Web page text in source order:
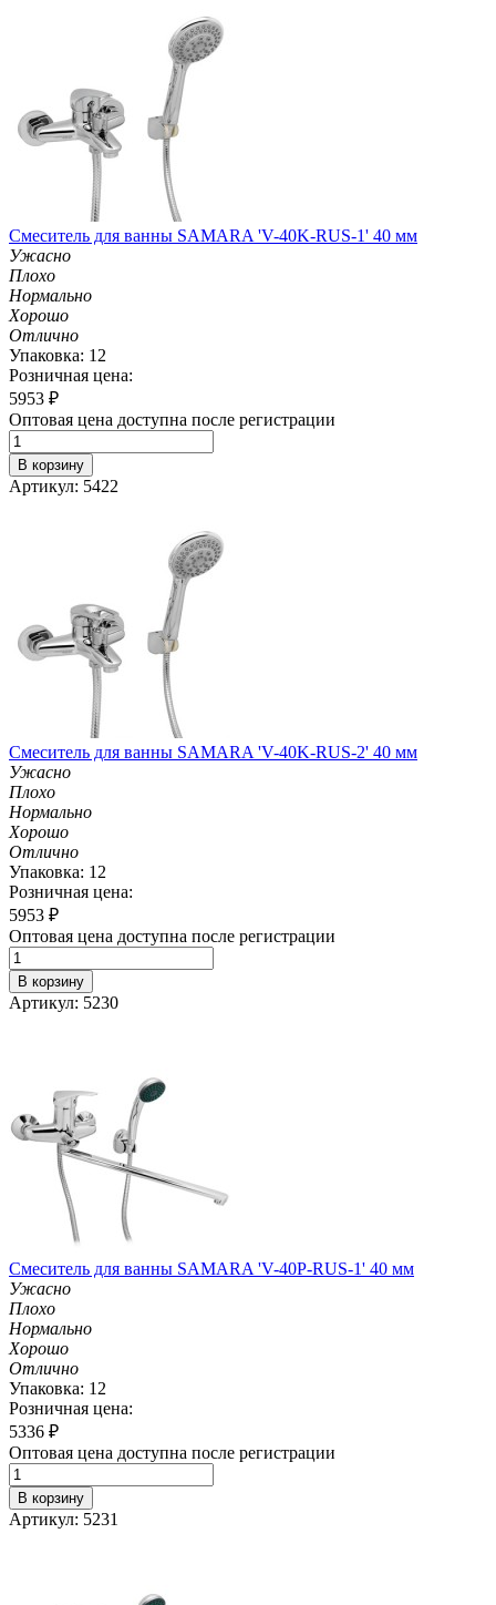
Смеситель для ванны SAMARA 'V-40K-RUS-1' 40 мм
Ужасно
Плохо
Нормально
Хорошо
Отлично
Упаковка: 12
Розничная цена:
5953 ₽
Оптовая цена доступна после регистрации
В корзину
Артикул: 5422
Смеситель для ванны SAMARA 'V-40K-RUS-2' 40 мм
Ужасно
Плохо
Нормально
Хорошо
Отлично
Упаковка: 12
Розничная цена:
5953 ₽
Оптовая цена доступна после регистрации
В корзину
Артикул: 5230
Смеситель для ванны SAMARA 'V-40P-RUS-1' 40 мм
Ужасно
Плохо
Нормально
Хорошо
Отлично
Упаковка: 12
Розничная цена:
5336 ₽
Оптовая цена доступна после регистрации
В корзину
Артикул: 5231